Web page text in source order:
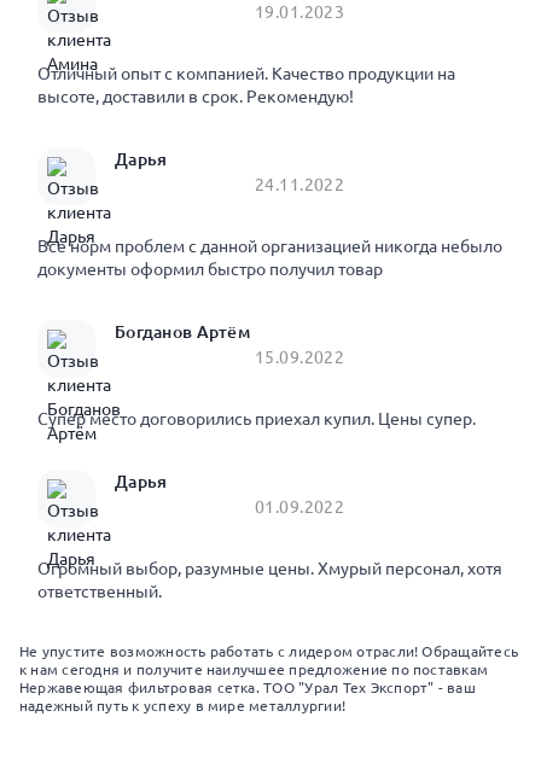
19.01.2023
Отличный опыт с компанией. Качество продукции на
высоте, доставили в срок. Рекомендую!
Дарья
24.11.2022
Все норм проблем с данной организацией никогда небыло
документы оформил быстро получил товар
Богданов Артём
15.09.2022
Супер место договорились приехал купил. Цены супер.
Дарья
01.09.2022
Огромный выбор, разумные цены. Хмурый персонал, хотя
ответственный.
Не упустите возможность работать с лидером отрасли! Обращайтесь
к нам сегодня и получите наилучшее предложение по поставкам
Нержавеющая фильтровая сетка. ТОО "Урал Тех Экспорт" - ваш
надежный путь к успеху в мире металлургии!